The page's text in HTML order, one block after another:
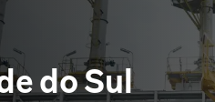
do Sul